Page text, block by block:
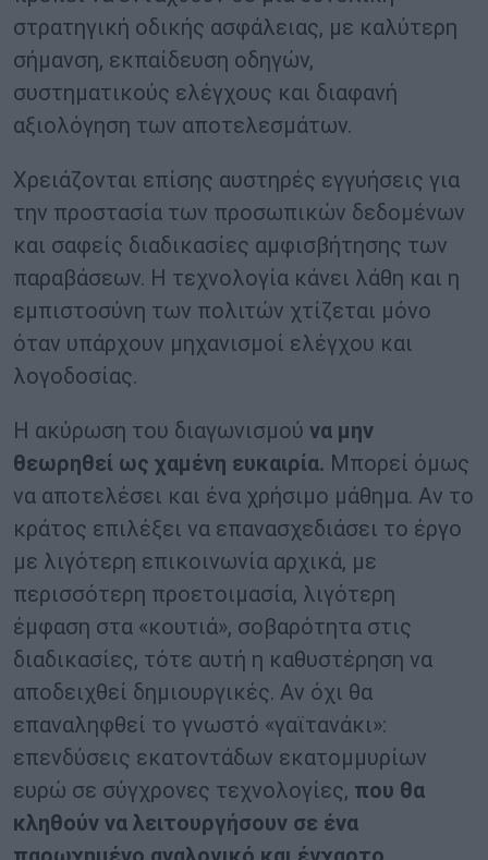
στρατηγική οδικής ασφάλειας, με καλύτερη
σήμανση, εκπαίδευση οδηγών,
συστηματικούς ελέγχους και διαφανή
αξιολόγηση των αποτελεσμάτων.
Χρειάζονται επίσης αυστηρές εγγυήσεις για
την προστασία των προσωπικών δεδομένων
και σαφείς διαδικασίες αμφισβήτησης των
παραβάσεων. Η τεχνολογία κάνει λάθη και η
εμπιστοσύνη των πολιτών χτίζεται μόνο
όταν υπάρχουν μηχανισμοί ελέγχου και
λογοδοσίας.
Η ακύρωση του διαγωνισμού να μην
θεωρηθεί ως χαμένη ευκαιρία. Μπορεί όμως
να αποτελέσει και ένα χρήσιμο μάθημα. Αν το
κράτος επιλέξει να επανασχεδιάσει το έργο
με λιγότερη επικοινωνία αρχικά, με
περισσότερη προετοιμασία, λιγότερη
έμφαση στα «κουτιά», σοβαρότητα στις
διαδικασίες, τότε αυτή η καθυστέρηση να
αποδειχθεί δημιουργικές. Αν όχι θα
επαναληφθεί το γνωστό «γαϊτανάκι»:
επενδύσεις εκατοντάδων εκατομμυρίων
ευρώ σε σύγχρονες τεχνολογίες, που θα
κληθούν να λειτουργήσουν σε ένα